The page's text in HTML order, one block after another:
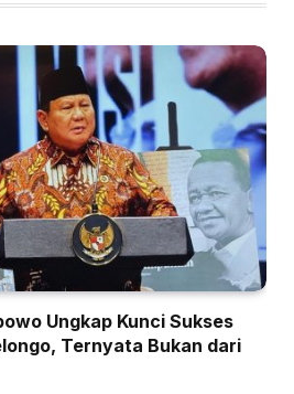
Ungkap Kunci Sukses
Ternyata Bukan dari